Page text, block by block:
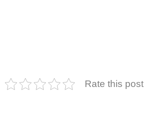
Rate this post